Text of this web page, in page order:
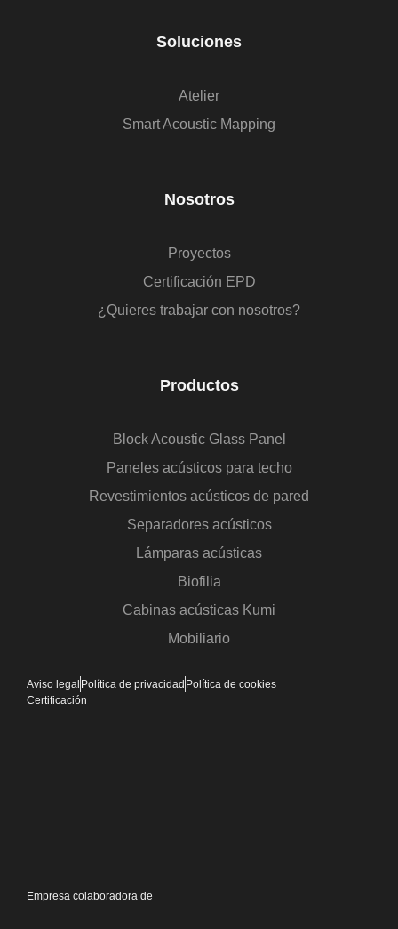
Soluciones
Atelier
Smart Acoustic Mapping
Nosotros
Proyectos
Certificación EPD
¿Quieres trabajar con nosotros?
Productos
Block Acoustic Glass Panel
Paneles acústicos para techo
Revestimientos acústicos de pared
Separadores acústicos
Lámparas acústicas
Biofilia
Cabinas acústicas Kumi
Mobiliario
Empresa colaboradora de
Aviso legal Política de privacidad Política de cookies
Certificación